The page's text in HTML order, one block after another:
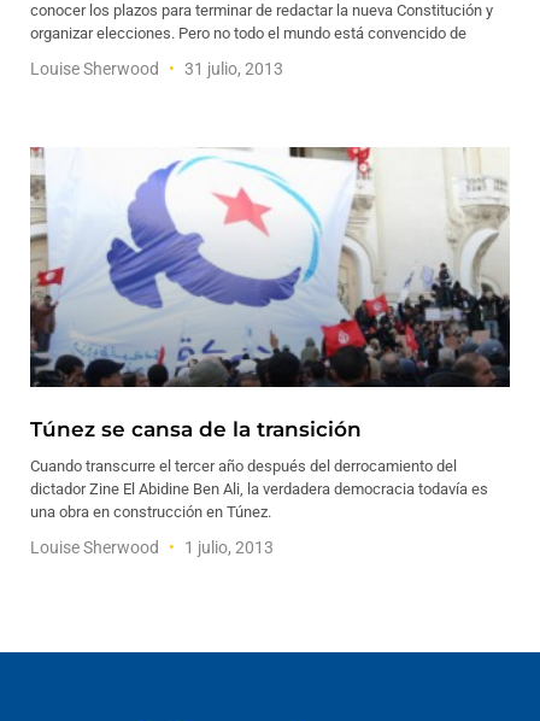
conocer los plazos para terminar de redactar la nueva Constitución y
organizar elecciones. Pero no todo el mundo está convencido de
Louise Sherwood 31 julio, 2013
Túnez se cansa de la transición
Cuando transcurre el tercer año después del derrocamiento del
dictador Zine El Abidine Ben Ali, la verdadera democracia todavía es
una obra en construcción en Túnez.
Louise Sherwood 1 julio, 2013